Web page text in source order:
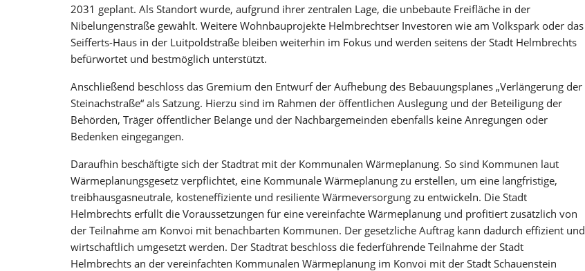
2031 geplant. Als Standort wurde, aufgrund ihrer zentralen Lage, die unbebaute Freifläche in der
Nibelungenstraße gewählt. Weitere Wohnbauprojekte Helmbrechtser Investoren wie am Volkspark oder das
Seifferts-Haus in der Luitpoldstraße bleiben weiterhin im Fokus und werden seitens der Stadt Helmbrechts
befürwortet und bestmöglich unterstützt.
Anschließend beschloss das Gremium den Entwurf der Aufhebung des Bebauungsplanes „Verlängerung der
Steinachstraße“ als Satzung. Hierzu sind im Rahmen der öffentlichen Auslegung und der Beteiligung der
Behörden, Träger öffentlicher Belange und der Nachbargemeinden ebenfalls keine Anregungen oder
Bedenken eingegangen.
Daraufhin beschäftigte sich der Stadtrat mit der Kommunalen Wärmeplanung. So sind Kommunen laut
Wärmeplanungsgesetz verpflichtet, eine Kommunale Wärmeplanung zu erstellen, um eine langfristige,
treibhausgasneutrale, kosteneffiziente und resiliente Wärmeversorgung zu entwickeln. Die Stadt
Helmbrechts erfüllt die Voraussetzungen für eine vereinfachte Wärmeplanung und profitiert zusätzlich von
der Teilnahme am Konvoi mit benachbarten Kommunen. Der gesetzliche Auftrag kann dadurch effizient und
wirtschaftlich umgesetzt werden. Der Stadtrat beschloss die federführende Teilnahme der Stadt
Helmbrechts an der vereinfachten Kommunalen Wärmeplanung im Konvoi mit der Stadt Schauenstein